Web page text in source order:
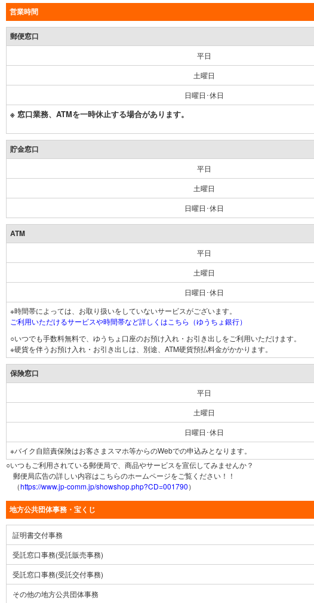
営業時間
郵便窓口
平日
土曜日
日曜日･休日
※ 窓口業務、ATMを一時休止する場合があります。
貯金窓口
平日
土曜日
日曜日･休日
ATM
平日
土曜日
日曜日･休日
※時間帯によっては、お取り扱いをしていないサービスがございます。
ご利用いただけるサービスや時間帯など詳しくはこちら（ゆうちょ銀行）
○いつでも手数料無料で、ゆうちょ口座のお預け入れ・お引き出しをご利用いただけます。
※硬貨を伴うお預け入れ・お引き出しは、別途、ATM硬貨預払料金がかかります。
保険窓口
平日
土曜日
日曜日･休日
※バイク自賠責保険はお客さまスマホ等からのWebでの申込みとなります。
○いつもご利用されている郵便局で、商品やサービスを宣伝してみませんか？
郵便局広告の詳しい内容はこちらのホームページをご覧ください！！
（https://www.jp-comm.jp/showshop.php?CD=001790）
地方公共団体事務・宝くじ
証明書交付事務
受託窓口事務(受託販売事務)
受託窓口事務(受託交付事務)
その他の地方公共団体事務